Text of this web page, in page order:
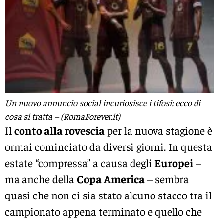
Un nuovo annuncio social incuriosisce i tifosi: ecco di
cosa si tratta – (RomaForever.it)
Il conto alla rovesciaper la nuova stagione è
ormai cominciato da diversi giorni. In questa
estate “compressa” a causa degli Europei–
ma anche della Copa America– sembra
quasi che non ci sia stato alcuno stacco tra il
campionato appena terminato e quello che